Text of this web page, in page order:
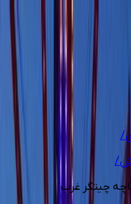
/
/
چیتگر غرب